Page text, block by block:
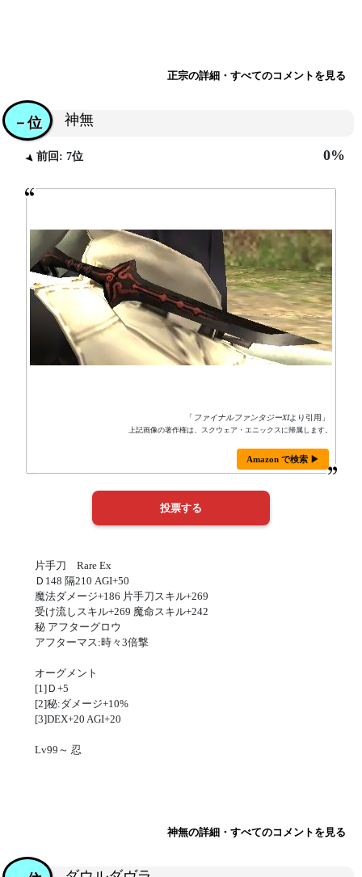
正宗の詳細・すべてのコメントを見る
神無
－位
前回: 7位 0%
「 ファイナルファンタジーXIより引用」
上記画像の著作権は、スクウェア・エニックスに帰属します。
Amazon で検索 ▶
片手刀 Rare Ex
Ｄ148 隔210 AGI+50
魔法ダメージ+186 片手刀スキル+269
受け流しスキル+269 魔命スキル+242
秘 アフターグロウ
アフターマス:時々3倍撃
オーグメント
[1]Ｄ+5
[2]秘:ダメージ+10%
[3]DEX+20 AGI+20
Lv99～ 忍
神無の詳細・すべてのコメントを見る